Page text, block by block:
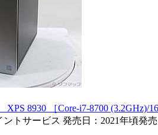
XPS 8930 ［Core-i7-8700 (3.2GHz)/
ントサービス 発売日：2021年頃発売